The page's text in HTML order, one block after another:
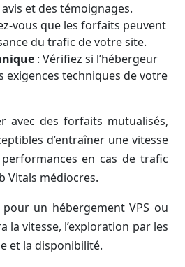
et des témoignages.
vous que les forfaits peuvent
du trafic de votre site.
: Vérifiez si l’hébergeur
exigences techniques de votre
avec des forfaits mutualisés,
d’entraîner une vitesse
en cas de trafic
Vitals médiocres.
un hébergement VPS ou
la vitesse, l’exploration par les
et la disponibilité.